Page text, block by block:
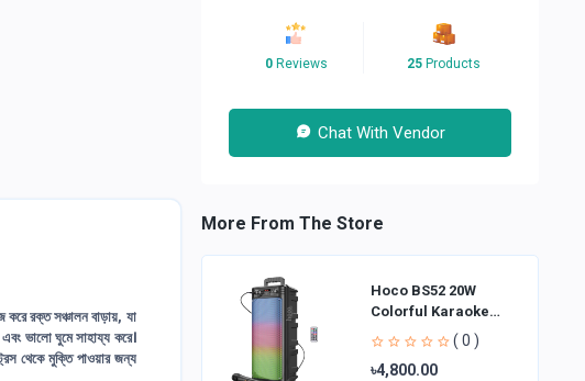
রক্ত সঞ্চালন বাড়ায়, যা
ভালো ঘুমে সাহায্য করে।
থেকে মুক্তি পাওয়ার জন্য
0Reviews 25Products
Chat With Vendor
More From The Store
Hoco BS52 20W
Colorful Karaoke
Bluetooth Speaker
( 0 )
৳4,800.00